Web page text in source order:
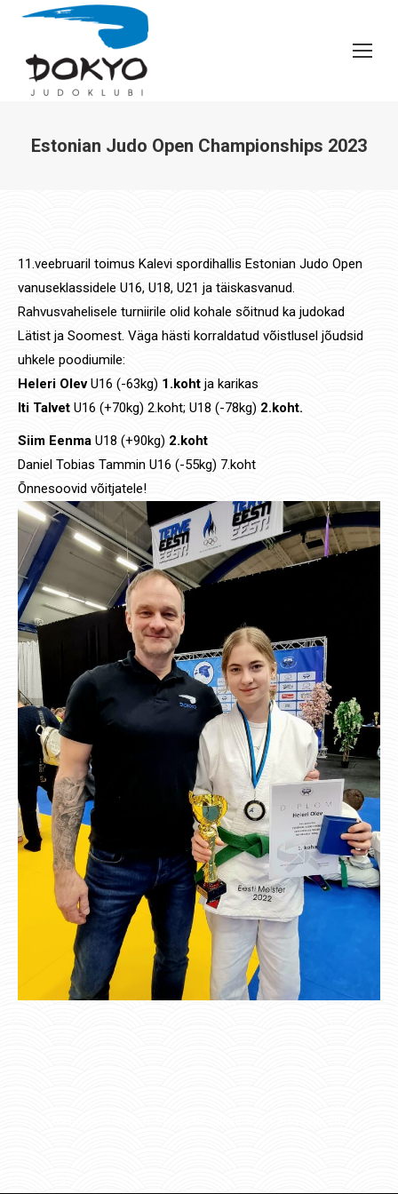
Estonian Judo Open Championships 2023
11.veebruaril toimus Kalevi spordihallis Estonian Judo Open
vanuseklassidele U16, U18, U21 ja täiskasvanud.
Rahvusvahelisele turniirile olid kohale sõitnud ka judokad
Lätist ja Soomest. Väga hästi korraldatud võistlusel jõudsid
uhkele poodiumile:
Heleri OlevU16 (-63kg) 1.koht ja karikas
Iti Talvet U16 (+70kg) 2.koht; U18 (-78kg) 2.koht.
Siim Eenma U18 (+90kg) 2.koht
Daniel Tobias Tammin U16 (-55kg) 7.koht
Õnnesoovid võitjatele!